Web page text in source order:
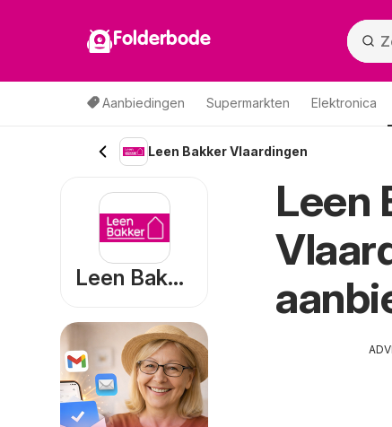
Folderbode
Aanbiedingen Supermarkten Elektronica
Leen Bakker Vlaardingen
Leen
Leen Bakker